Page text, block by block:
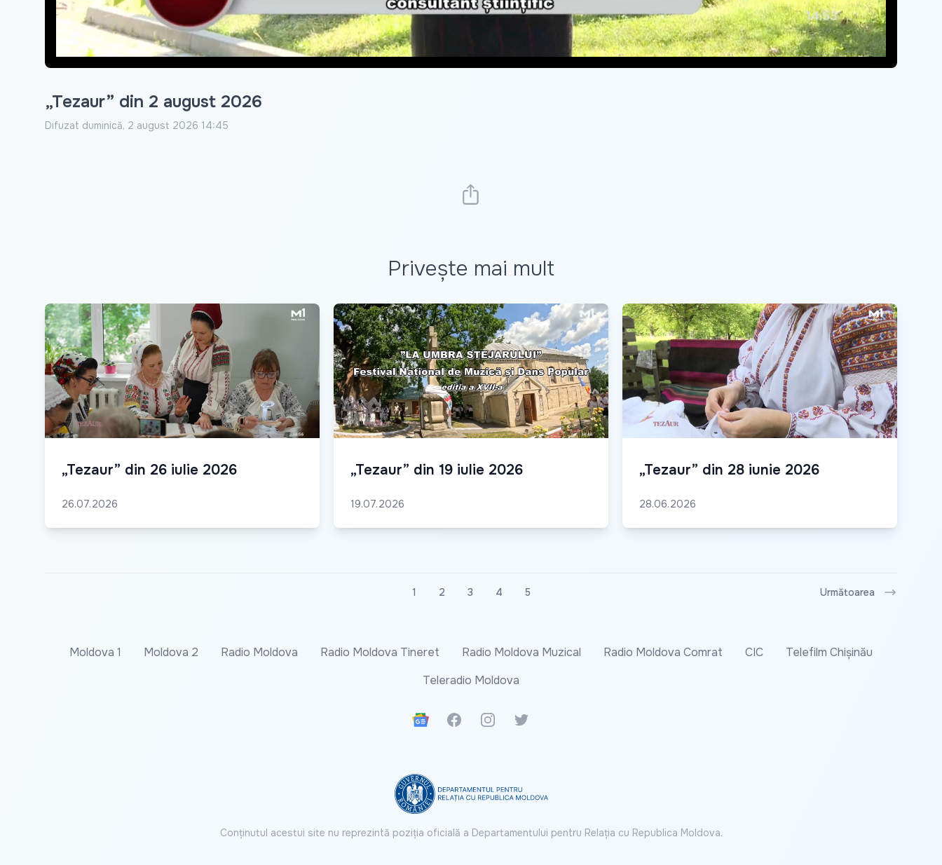
„Tezaur” din 2 august 2026
Difuzat duminică, 2 august 2026 14:45
Privește mai mult
„Tezaur” din 26 iulie 2026
26.07.2026
„Tezaur” din 19 iulie 2026
19.07.2026
„Tezaur” din 28 iunie 2026
28.06.2026
1 2 3 4 5 Următoarea
Moldova 1 Moldova 2 Radio Moldova Radio Moldova Tineret Radio Moldova Muzical Radio Moldova Comrat CIC
Telefilm Chișinău
Teleradio Moldova
Google News
FacebookInstagramTwitter
Conținutul acestui site nu reprezintă poziția oficială a Departamentului pentru Relația cu Republica Moldova.